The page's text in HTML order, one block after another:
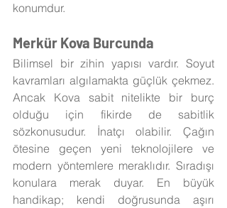
konumdur.
Merkür Kova Burcunda
Bilimsel bir zihin yapısı vardır. Soyut
kavramları algılamakta güçlük çekmez.
Ancak Kova sabit nitelikte bir burç
olduğu için fikirde de sabitlik
sözkonusudur. İnatçı olabilir. Çağın
ötesine geçen yeni teknolojilere ve
modern yöntemlere meraklıdır. Sıradışı
konulara merak duyar. En büyük
handikap; kendi doğrusunda aşırı